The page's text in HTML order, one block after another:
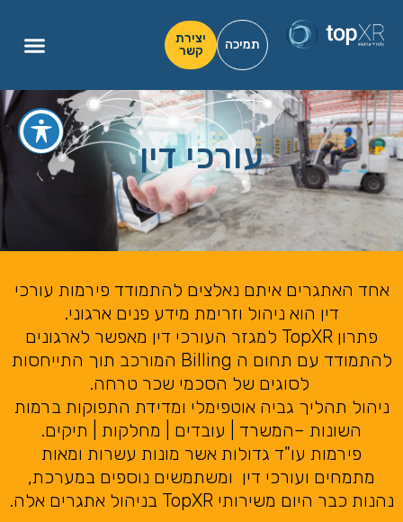
תמיכה
יצירת
קשר
עורכי דין
אחד האתגרים איתם נאלצים להתמודד פירמות עורכי
דין הוא ניהול וזרימת מידע פנים ארגוני.
פתרון TopXR למגזר העורכי דין מאפשר לארגונים
להתמודד עם תחום ה Billing המורכב תוך התייחסות
לסוגים של הסכמי שכר טרחה.
ניהול תהליך גביה אוטפימלי ומדידת התפוקות ברמות
השונות –המשרד | עובדים | מחלקות | תיקים.
פירמות עו"ד גדולות אשר מונות עשרות ומאות
מתמחים ועורכי דין ומשתמשים נוספים במערכת,
נהנות כבר היום משירותי TopXR בניהול אתגרים אלה.